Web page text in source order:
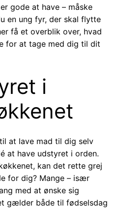
gode at have – måske
en ung fyr, der skal flytte
få et overblik over, hvad
for at tage med dig til dit
i
at lave mad til dig selv
at have udstyret i orden.
kan det rette grej
for dig? Mange – især
med at ønske sig
gælder både til fødselsdag